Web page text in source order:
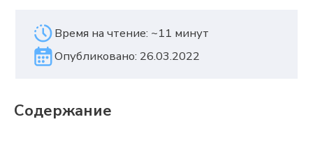
ОСТАВИТЬ ЗАЯВКУ
ПРОДУКТЫ КОМПАНИЯ
ОСТАВИТЬ ЗАЯВКУ
ПРОДУКТЫ КОМПАНИЯ
Содержание